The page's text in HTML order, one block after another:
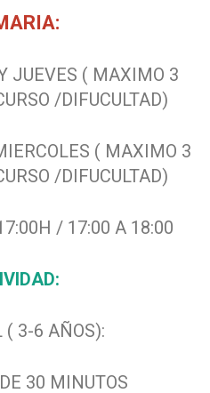
JUEVES ( MAXIMO 3
/DIFUCULTAD)
( MAXIMO 3
/DIFUCULTAD)
/ 17:00 A 18:00
( 3-6 AÑOS):
30 MINUTOS